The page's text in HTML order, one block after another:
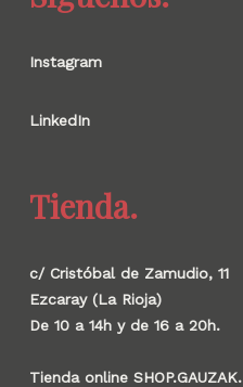
Instagram
LinkedIn
Tienda.
c/ Cristóbal de Zamudio, 11
Ezcaray (La Rioja)
De 10 a 14h y de 16 a 20h.
Tienda online SHOP.GAUZAK.